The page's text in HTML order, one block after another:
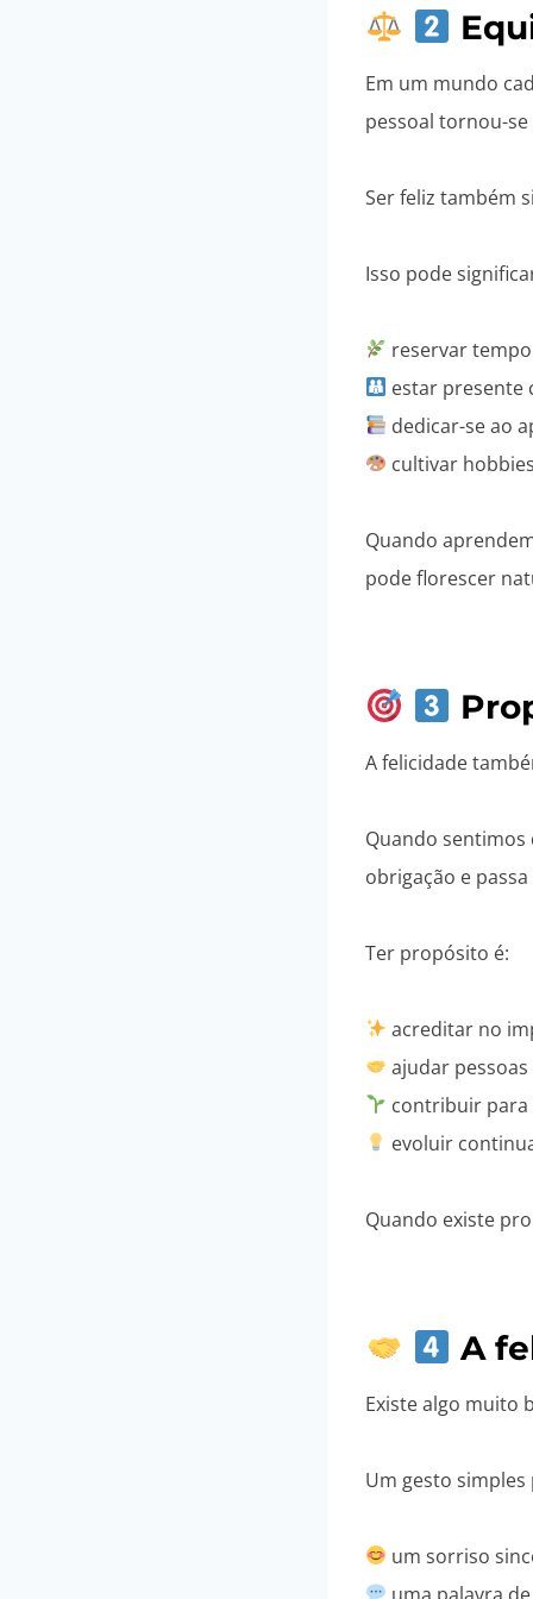
Em um mundo
pessoal tornou-se
Ser feliz também
Isso pode
reservar
estar presente
dedicar-se ao
cultivar
Quando
pode florescer
A felicidade
Quando sentimos
obrigação e
Ter propósito é:
acreditar no
ajudar
contribuir
evoluir
Quando existe
A
Existe algo muito
Um gesto
um sorriso